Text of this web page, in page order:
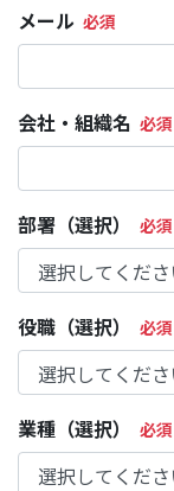
メール
会社・組織名
部署（選択）
役職（選択）
業種（選択）